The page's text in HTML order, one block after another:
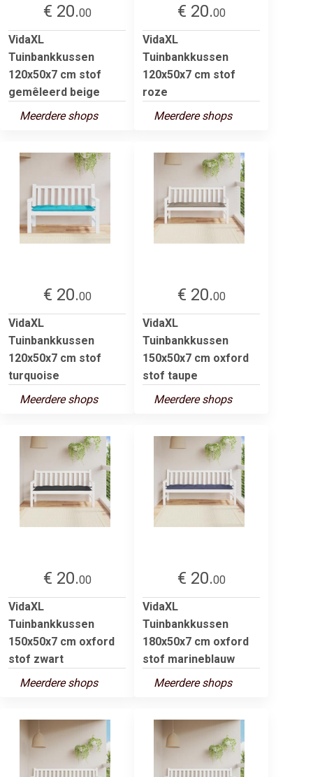
€ 20.00
VidaXL
Tuinbankkussen
120x50x7 cm stof
gemêleerd beige
Meerdere shops
€ 20.00
VidaXL
Tuinbankkussen
120x50x7 cm stof
roze
Meerdere shops
€ 20.00
VidaXL
Tuinbankkussen
120x50x7 cm stof
turquoise
Meerdere shops
€ 20.00
VidaXL
Tuinbankkussen
150x50x7 cm oxford
stof taupe
Meerdere shops
€ 20.00
VidaXL
Tuinbankkussen
150x50x7 cm oxford
stof zwart
Meerdere shops
€ 20.00
VidaXL
Tuinbankkussen
180x50x7 cm oxford
stof marineblauw
Meerdere shops